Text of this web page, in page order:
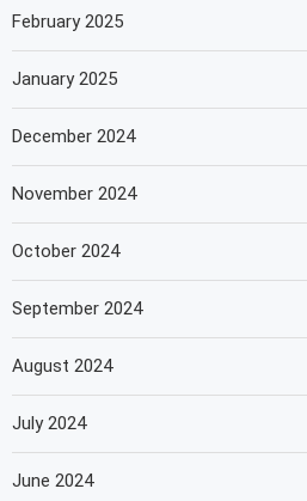
February 2025
January 2025
December 2024
November 2024
October 2024
September 2024
August 2024
July 2024
June 2024